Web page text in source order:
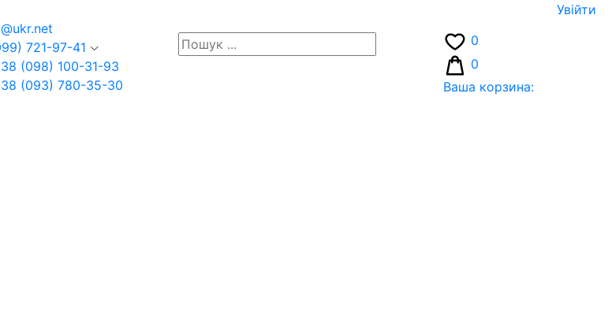
Увiйти
721-97-41
(098) 100-31-93
(093) 780-35-30
0
0
Ваша корзина: